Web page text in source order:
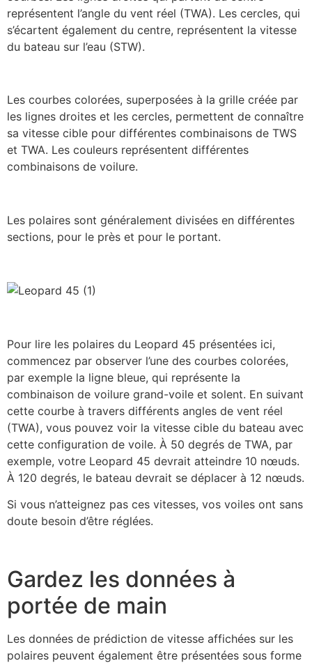
représentent l’angle du vent réel (TWA). Les cercles, qui
s’écartent également du centre, représentent la vitesse
du bateau sur l’eau (STW).
Les courbes colorées, superposées à la grille créée par
les lignes droites et les cercles, permettent de connaître
sa vitesse cible pour différentes combinaisons de TWS
et TWA. Les couleurs représentent différentes
combinaisons de voilure.
Les polaires sont généralement divisées en différentes
sections, pour le près et pour le portant.
Pour lire les polaires du Leopard 45 présentées ici,
commencez par observer l’une des courbes colorées,
par exemple la ligne bleue, qui représente la
combinaison de voilure grand-voile et solent. En suivant
cette courbe à travers différents angles de vent réel
(TWA), vous pouvez voir la vitesse cible du bateau avec
cette configuration de voile. À 50 degrés de TWA, par
exemple, votre Leopard 45 devrait atteindre 10 nœuds.
À 120 degrés, le bateau devrait se déplacer à 12 nœuds.
Si vous n’atteignez pas ces vitesses, vos voiles ont sans
doute besoin d’être réglées.
Gardez les données à
portée de main
Les données de prédiction de vitesse affichées sur les
polaires peuvent également être présentées sous forme